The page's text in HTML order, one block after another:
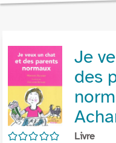
/5
Je
des
Livre